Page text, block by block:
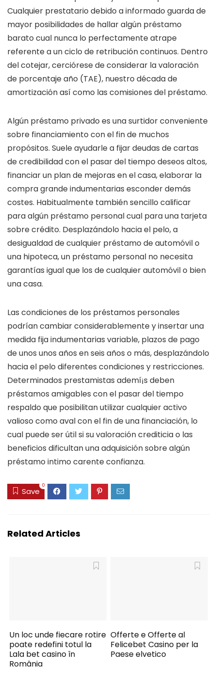
Cualquier prestatario debido a informado guarda de
mayor posibilidades de hallar algún préstamo
barato cual nunca lo perfectamente atrape
referente a un ciclo de retribución continuos. Dentro
del cotejar, cerciórese de considerar la valoración
de porcentaje año (TAE), nuestro década de
amortización así­ como las comisiones del préstamo.
Algún préstamo privado es una surtidor conveniente
sobre financiamiento con el fin de muchos
propósitos. Suele ayudarle a fijar deudas de cartas
de credibilidad con el pasar del tiempo deseos altos,
financiar un plan de mejoras en el casa, elaborar la
compra grande indumentarias esconder demás
costes. Habitualmente también sencillo calificar
para algún préstamo personal cual para una tarjeta
sobre crédito. Desplazándolo hacia el pelo, a
desigualdad de cualquier préstamo de automóvil o
una hipoteca, un préstamo personal no necesita
garantías igual que los de cualquier automóvil o bien
una casa.
Las condiciones de los préstamos personales
podrían cambiar considerablemente y insertar una
medida fija indumentarias variable, plazos de pago
de unos unos años en seis años o más, desplazándolo
hacia el pelo diferentes condiciones y restricciones.
Determinados prestamistas ademí¡s deben
préstamos amigables con el pasar del tiempo
respaldo que posibilitan utilizar cualquier activo
valioso como aval con el fin de una financiación, lo
cual puede ser útil si su valoración crediticia o las
beneficios dificultan una adquisición sobre algún
préstamo intimo carente confianza.
Save
0
Related Articles
Un loc unde fiecare rotire
poate redefini totul la
Lala bet casino în
România
Offerte e Offerte al
Felicebet Casino per la
Paese elvetico